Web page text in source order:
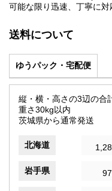
可能な限り迅速、丁寧に対
送料について
ゆうパック・宅配便
縦・横・高さの3辺の合
重さ30kg以内
茨城県から通常発送
北海道
岩手県